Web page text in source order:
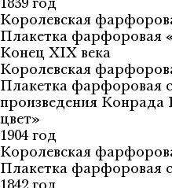
1839 год
Королевская
Плакетка фарфоровая
Конец XIX века
Королевская
Плакетка фарфоровая
произведения Конрада
цвет»
1904 год
Королевская
Плакетка фарфоровая